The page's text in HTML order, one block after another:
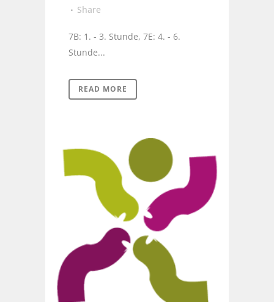
Share
7B: 1. - 3. Stunde, 7E: 4. - 6.
Stunde...
READ MORE